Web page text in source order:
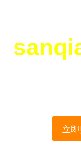
立